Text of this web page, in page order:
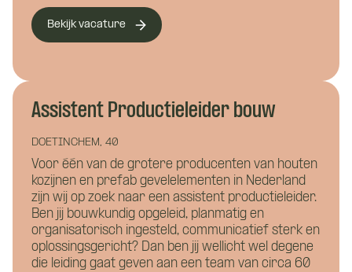
Bekijk vacature
Assistent Productieleider bouw
DOETINCHEM, 40
Voor één van de grotere producenten van houten
kozijnen en prefab gevelelementen in Nederland
zijn wij op zoek naar een assistent productieleider.
Ben jij bouwkundig opgeleid, planmatig en
organisatorisch ingesteld, communicatief sterk en
oplossingsgericht? Dan ben jij wellicht wel degene
die leiding gaat geven aan een team van circa 60
Wat is je naam?
Wil je alvast wat kwijt?
Hoe kunnen we je bereiken?*
Wat is je naam?
Namens welk bedrijf neem je contact op?
Wat is je telefoonnummer?*